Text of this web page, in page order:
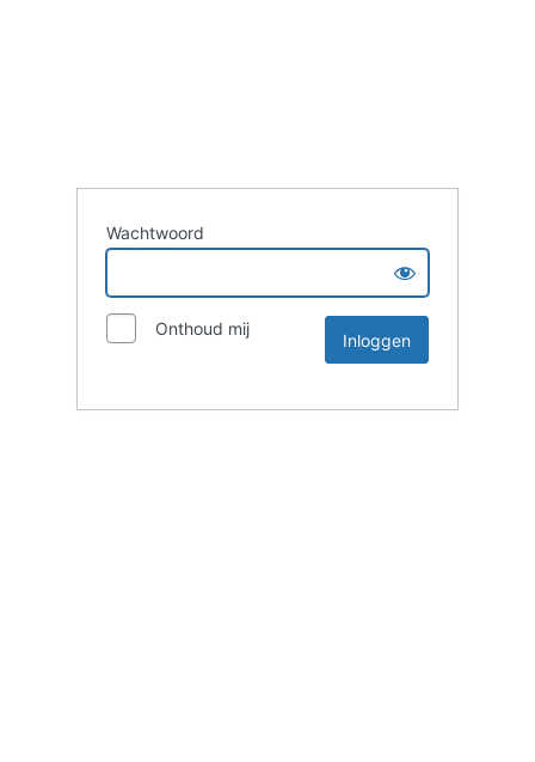
Wachtwoord
Onthoud mij